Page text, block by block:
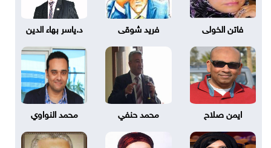
فاتن الخولى فريد شوقى د.ياسر بهاء الدين
ايمن صلاح محمد حنفي محمد النواوي